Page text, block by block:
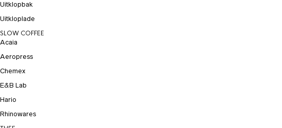
Uitklopbak
Uitkloplade
SLOW COFFEE
Acaia
Aeropress
Chemex
E&B Lab
Hario
Rhinowares